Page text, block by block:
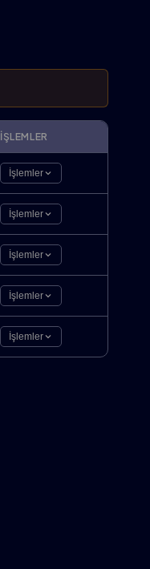
İŞLEMLER
İşlemler
İşlemler
İşlemler
İşlemler
İşlemler